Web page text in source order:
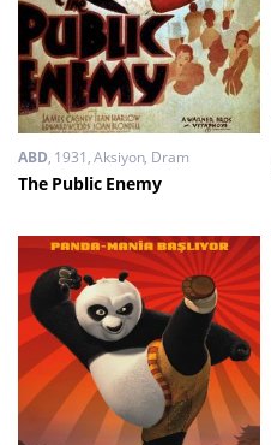
ABD 1931 Aksiyon, Dram
The Public Enemy